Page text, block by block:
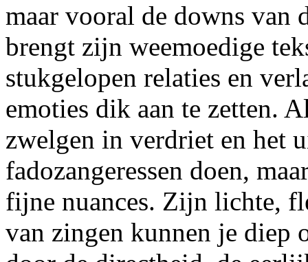
maar vooral de downs van
brengt zijn weemoedige
stukgelopen relaties en
emoties dik aan te zetten.
zwelgen in verdriet en het
fadozangeressen doen,
fijne nuances. Zijn lichte,
van zingen kunnen je diep